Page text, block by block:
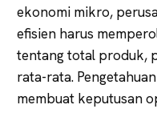
ekonomi mikro,
efisien harus
tentang total produk,
rata-rata.
membuat keputusan